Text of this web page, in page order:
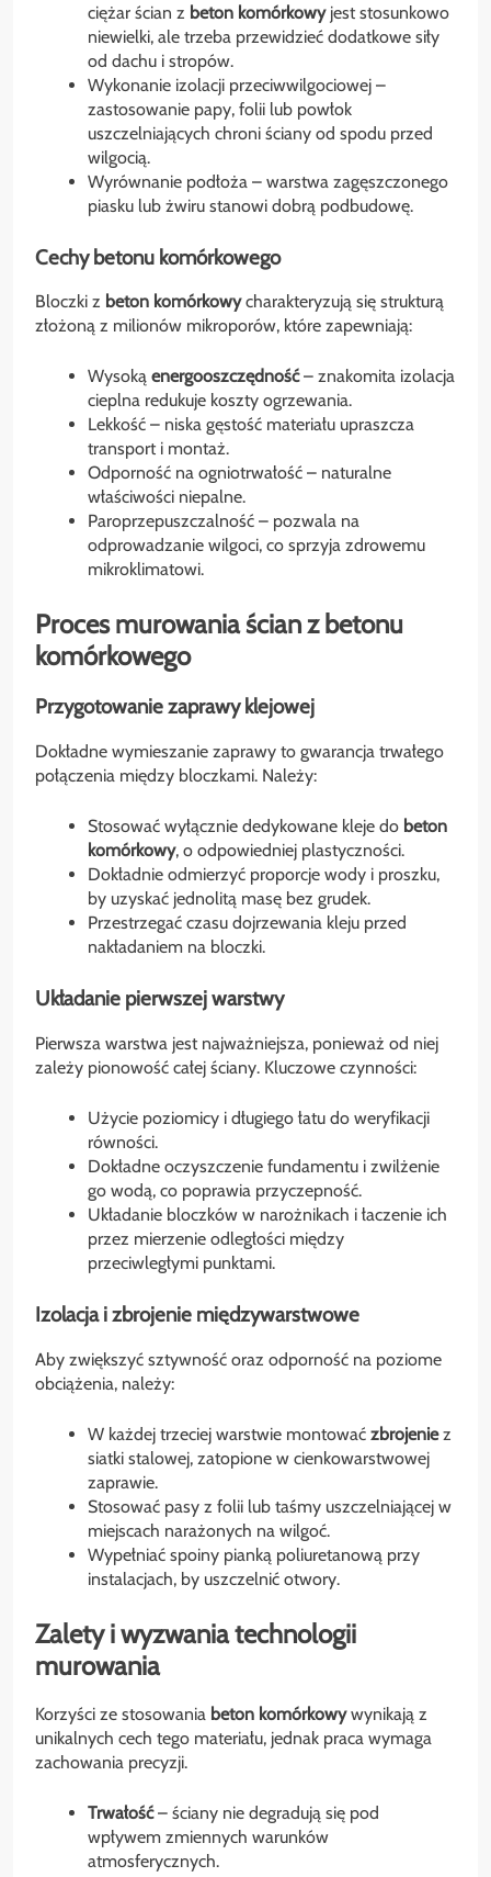
ciężar ścian z beton komórkowyjest stosunkowo
niewielki, ale trzeba przewidzieć dodatkowe siły
od dachu i stropów.
Wykonanie izolacji przeciwwilgociowej –
zastosowanie papy, folii lub powłok
uszczelniających chroni ściany od spodu przed
wilgocią.
Wyrównanie podłoża – warstwa zagęszczonego
piasku lub żwiru stanowi dobrą podbudowę.
Cechy betonu komórkowego
Bloczki z beton komórkowycharakteryzują się strukturą
złożoną z milionów mikroporów, które zapewniają:
Wysoką energooszczędność– znakomita izolacja
cieplna redukuje koszty ogrzewania.
Lekkość – niska gęstość materiału upraszcza
transport i montaż.
Odporność na ogniotrwałość – naturalne
właściwości niepalne.
Paroprzepuszczalność – pozwala na
odprowadzanie wilgoci, co sprzyja zdrowemu
mikroklimatowi.
Proces murowania ścian z betonu
komórkowego
Przygotowanie zaprawy klejowej
Dokładne wymieszanie zaprawy to gwarancja trwałego
połączenia między bloczkami. Należy:
Stosować wyłącznie dedykowane kleje do beton
komórkowy, o odpowiedniej plastyczności.
Dokładnie odmierzyć proporcje wody i proszku,
by uzyskać jednolitą masę bez grudek.
Przestrzegać czasu dojrzewania kleju przed
nakładaniem na bloczki.
Układanie pierwszej warstwy
Pierwsza warstwa jest najważniejsza, ponieważ od niej
zależy pionowość całej ściany. Kluczowe czynności:
Użycie poziomicy i długiego łatu do weryfikacji
równości.
Dokładne oczyszczenie fundamentu i zwilżenie
go wodą, co poprawia przyczepność.
Układanie bloczków w narożnikach i łaczenie ich
przez mierzenie odległości między
przeciwległymi punktami.
Izolacja i zbrojenie międzywarstwowe
Aby zwiększyć sztywność oraz odporność na poziome
obciążenia, należy:
W każdej trzeciej warstwie montować zbrojeniez
siatki stalowej, zatopione w cienkowarstwowej
zaprawie.
Stosować pasy z folii lub taśmy uszczelniającej w
miejscach narażonych na wilgoć.
Wypełniać spoiny pianką poliuretanową przy
instalacjach, by uszczelnić otwory.
Zalety i wyzwania technologii
murowania
Korzyści ze stosowania beton komórkowywynikają z
unikalnych cech tego materiału, jednak praca wymaga
zachowania precyzji.
Trwałość– ściany nie degradują się pod
wpływem zmiennych warunków
atmosferycznych.